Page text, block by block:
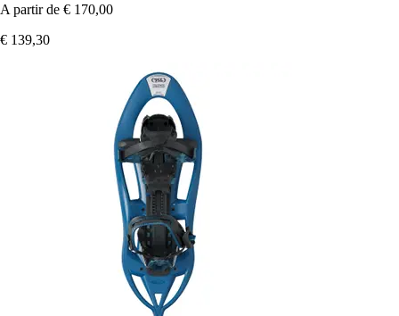
A partir de € 170,00
€ 139,30